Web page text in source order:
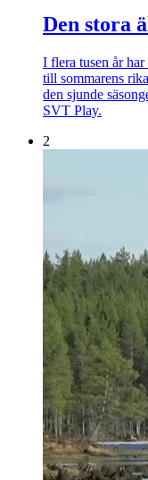
Den stora
I flera tusen år
till sommarens
den sjunde
SVT Play.
2